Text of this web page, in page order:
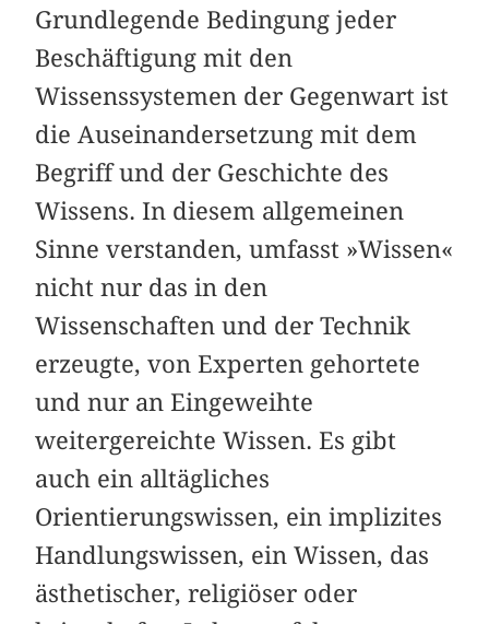
Grundlegende Bedingung jeder
Beschäftigung mit den
Wissenssystemen der Gegenwart ist
die Auseinandersetzung mit dem
Begriff und der Geschichte des
Wissens. In diesem allgemeinen
Sinne verstanden, umfasst »Wissen«
nicht nur das in den
Wissenschaften und der Technik
erzeugte, von Experten gehortete
und nur an Eingeweihte
weitergereichte Wissen. Es gibt
auch ein alltägliches
Orientierungswissen, ein implizites
Handlungswissen, ein Wissen, das
ästhetischer, religiöser oder